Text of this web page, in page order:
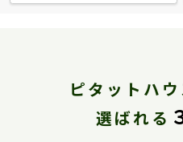
ピタットハ
選ばれる